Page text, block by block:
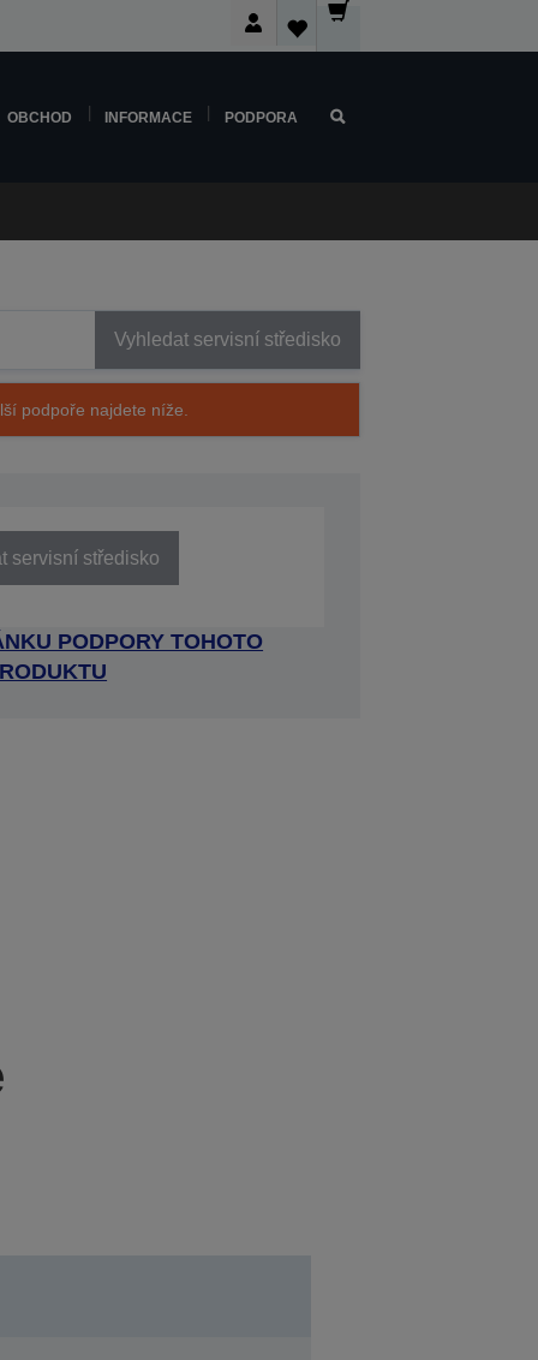
OBCHOD INFORMACE PODPORA
Vyhledat servisní středisko
podpoře najdete níže.
servisní středisko
PODPORY TOHOTO